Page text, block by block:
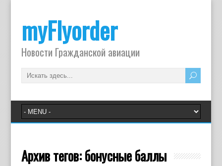
myFlyorder
Новости Гражданской авиации
Архив тегов:бонусные баллы